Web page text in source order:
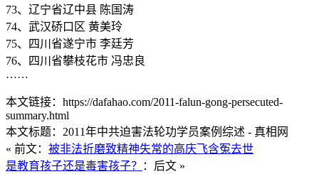
73、辽宁省辽中县 陈国涛
74、武汉硚口区 黄美玲
75、四川省遂宁市 李廷芳
76、四川省攀枝花市 冯忠良
……
本文链接：https://dafahao.com/2011-falun-gong-persecuted-
summary.html
本文标题：2011年中共迫害法轮功学员案例综述 - 真相网
« 前文： 被非法折磨致精神失常的高庆飞含冤去世
是教育孩子还是毒害孩子？
：后文 »